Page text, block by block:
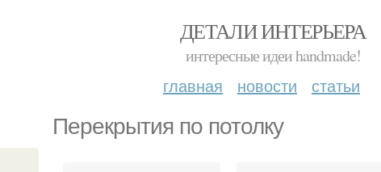
ДЕТАЛИ ИНТЕРЬЕРА
интересные идеи handmade!
главная новости статьи
Перекрытия по потолку